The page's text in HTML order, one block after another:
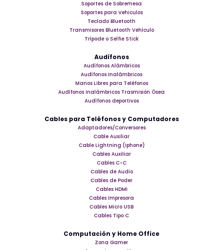
Soportes de Sobremesa
Soportes para Vehiculos
Teclado Bluetooth
Transmisores Bluetooth Vehículo
Trípode o Selfie Stick
Audífonos
Audífonos Alámbricos
Audífonos Inalámbricos
Manos Libres para Teléfonos
Audífonos Inalámbricos Trasmisión Ósea
Audífonos deportivos
Cables para Teléfonos y Computadores
Adaptadores/Conversores
Cable Auxiliar
Cable Lightning (Iphone)
Cables Auxiliar
Cables C-C
Cables de Audio
Cables de Poder
Cables HDMI
Cables Impresora
Cables Micro USB
Cables Tipo C
Computación y Home Office
Zona Gamer